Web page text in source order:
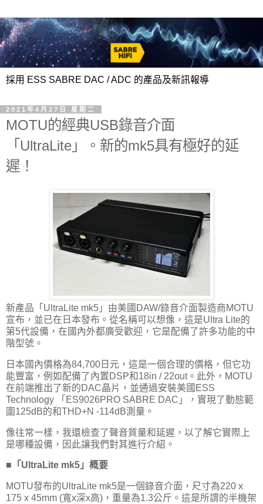
採用 ESS SABRE DAC / ADC 的產品及新訊報導
2021年4月27日 星期二
MOTU的經典USB錄音介面
「UltraLite」。新的mk5具有極好的延
遲！
新產品「UltraLite mk5」由美國DAW/錄音介面製造商MOTU
宣布，並已在日本發布。從名稱可以想像，這是Ultra Lite的
第5代設備，在國內外都廣受歡迎，它是配備了許多功能的中
階型號。
日本國內價格為84,700日元，這是一個合理的價格，但它功
能豐富，例如配備了內置DSP和18in / 22out。此外，MOTU
在前端推出了新的DAC晶片，並通過安裝美國ESS
Technology 「ES9026PRO SABRE DAC」，實現了動態範
圍125dB的和THD+N -114dB測量。
像往常一樣，我還檢查了聲音質量和延遲，以了解它實際上
是哪種設備，因此讓我們對其進行介紹。
■「UltraLite mk5」概要
MOTU發布的UltraLite mk5是一個錄音介面，尺寸為220 x
175 x 45mm (寬x深x高)，重量為1.3公斤。這是所謂的半機架